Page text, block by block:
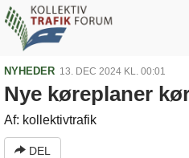
NYHEDER 13. DEC 2024 KL. 00:01
Nye køreplaner
Af: kollektivtrafik
DEL